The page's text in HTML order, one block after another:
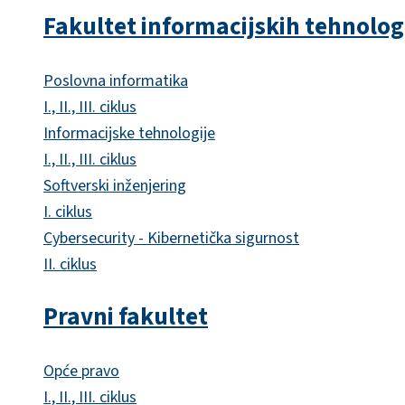
Fakultet informacijskih
Poslovna informatika
I., II., III. ciklus
Informacijske tehnologije
I., II., III. ciklus
Softverski inženjering
I. ciklus
Cybersecurity - Kibernetička sigurnost
II. ciklus
Pravni fakultet
Opće pravo
I., II., III. ciklus